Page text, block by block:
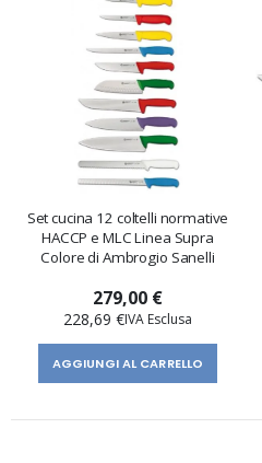
Set cucina 12 coltelli normative
HACCP e MLC Linea Supra
Colore di Ambrogio Sanelli
279,00 €
228,69 €
AGGIUNGI AL CARRELLO